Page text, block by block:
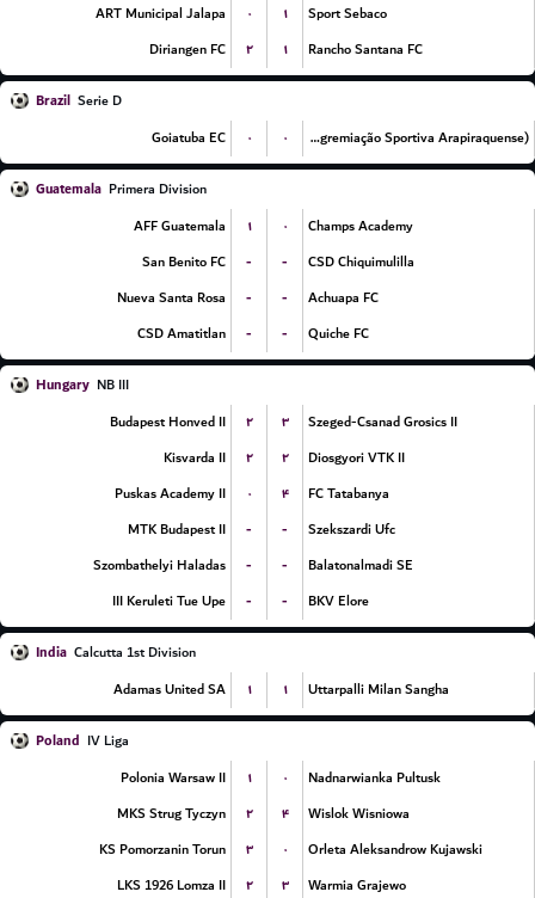
ART Municipal Jalapa
۰ ۱
Sport Sebaco
Diriangen FC
۲ ۱ Rancho Santana FC
Brazil Serie D
Goiatuba EC
۰ ۰ ASA (Agremiação Sportiva Arapiraquense)
Guatemala Primera Division
AFF Guatemala
۱ ۰
Champs Academy
San Benito FC
- -
CSD Chiquimulilla
Nueva Santa Rosa
- -
Achuapa FC
CSD Amatitlan
- - Quiche FC
Hungary NB III
Budapest Honved II
۲ ۳
Szeged-Csanad Grosics II
Kisvarda II
۲ ۲
Diosgyori VTK II
Puskas Academy II
۰ ۴
FC Tatabanya
MTK Budapest II
- -
Szekszardi Ufc
Szombathelyi Haladas
- -
Balatonalmadi SE
III Keruleti Tue Upe
- - BKV Elore
India Calcutta 1st Division
Adamas United SA
۱ ۱ Uttarpalli Milan Sangha
Poland IV Liga
Polonia Warsaw II
۱ ۰
Nadnarwianka Pultusk
MKS Strug Tyczyn
۲ ۴
Wislok Wisniowa
KS Pomorzanin Torun
۳ ۰
Orleta Aleksandrow Kujawski
LKS 1926 Lomza II
۲ ۳
Warmia Grajewo